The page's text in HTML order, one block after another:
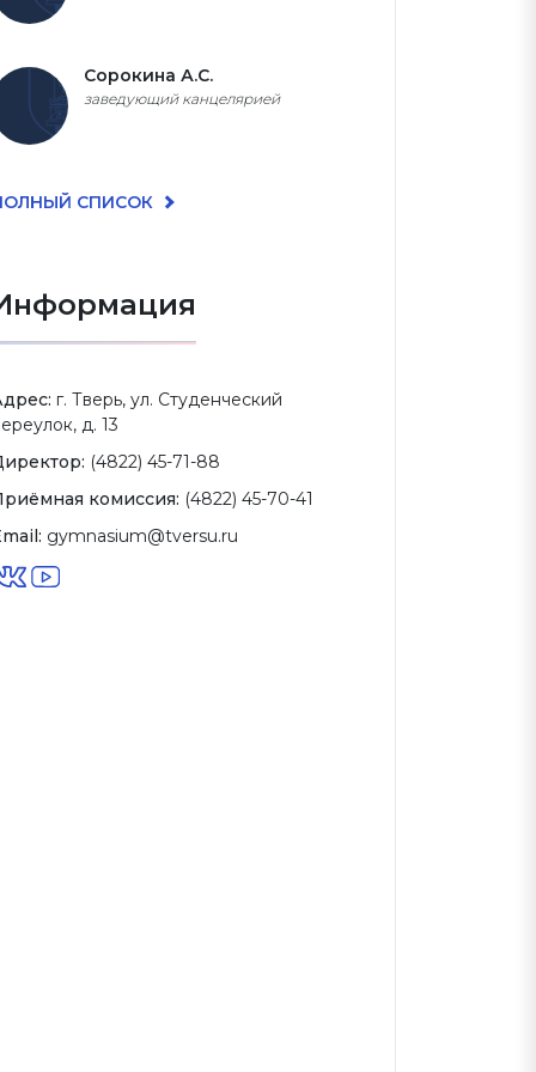
Сорокина А.С.
заведующий канцелярией
СПИСОК
г. Тверь, ул. Студенческий
д. 13
(4822) 45-71-88
комиссия: (4822) 45-70-41
gymnasium@tversu.ru